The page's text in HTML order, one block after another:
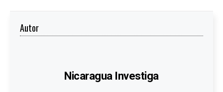
Autor
Nicaragua Investiga